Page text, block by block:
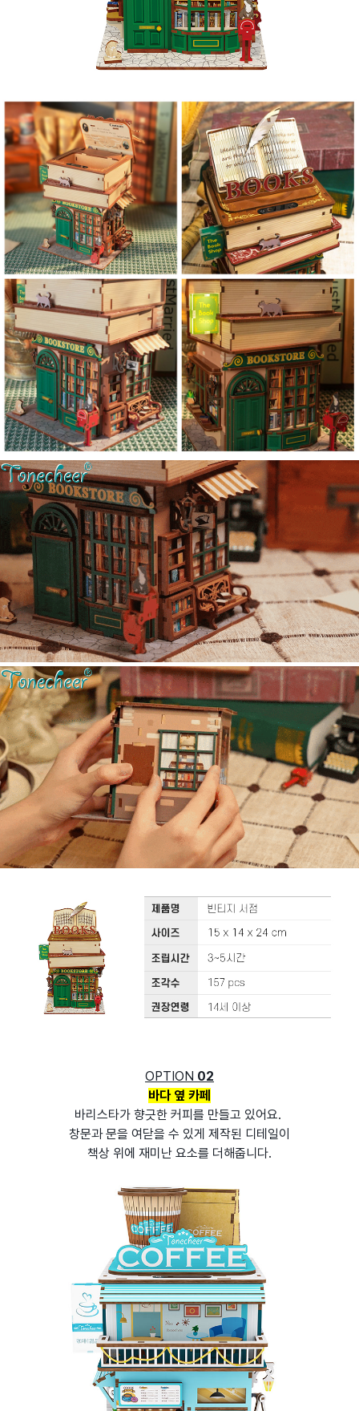
OPTION 02
바다 옆 카페
바리스타가 향긋한 커피를 만들고 있어요.
창문과 문을 여닫을 수 있게 제작된 디테일이
책상 위에 재미난 요소를 더해줍니다.